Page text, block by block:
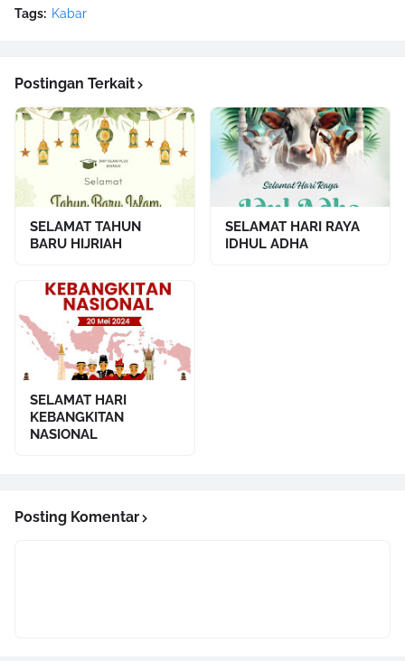
Tags: Kabar
Postingan Terkait
SELAMAT TAHUN
BARU HIJRIAH
SELAMAT HARI RAYA
IDHUL ADHA
SELAMAT HARI
KEBANGKITAN
NASIONAL
Posting Komentar